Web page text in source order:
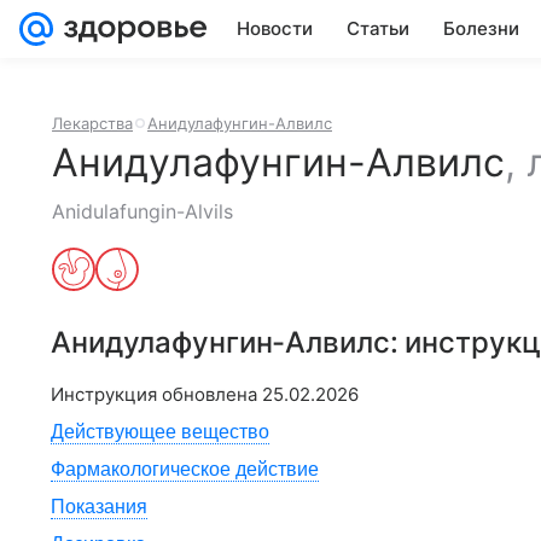
Новости Статьи Болезни
Лекарства Анидулафунгин-Алвилс
Анидулафунгин-Алвилс,
Anidulafungin-Alvils
Анидулафунгин-Алвилс:
Инструкция обновлена 25.02.2026
Действующее вещество
Фармакологическое действие
Показания